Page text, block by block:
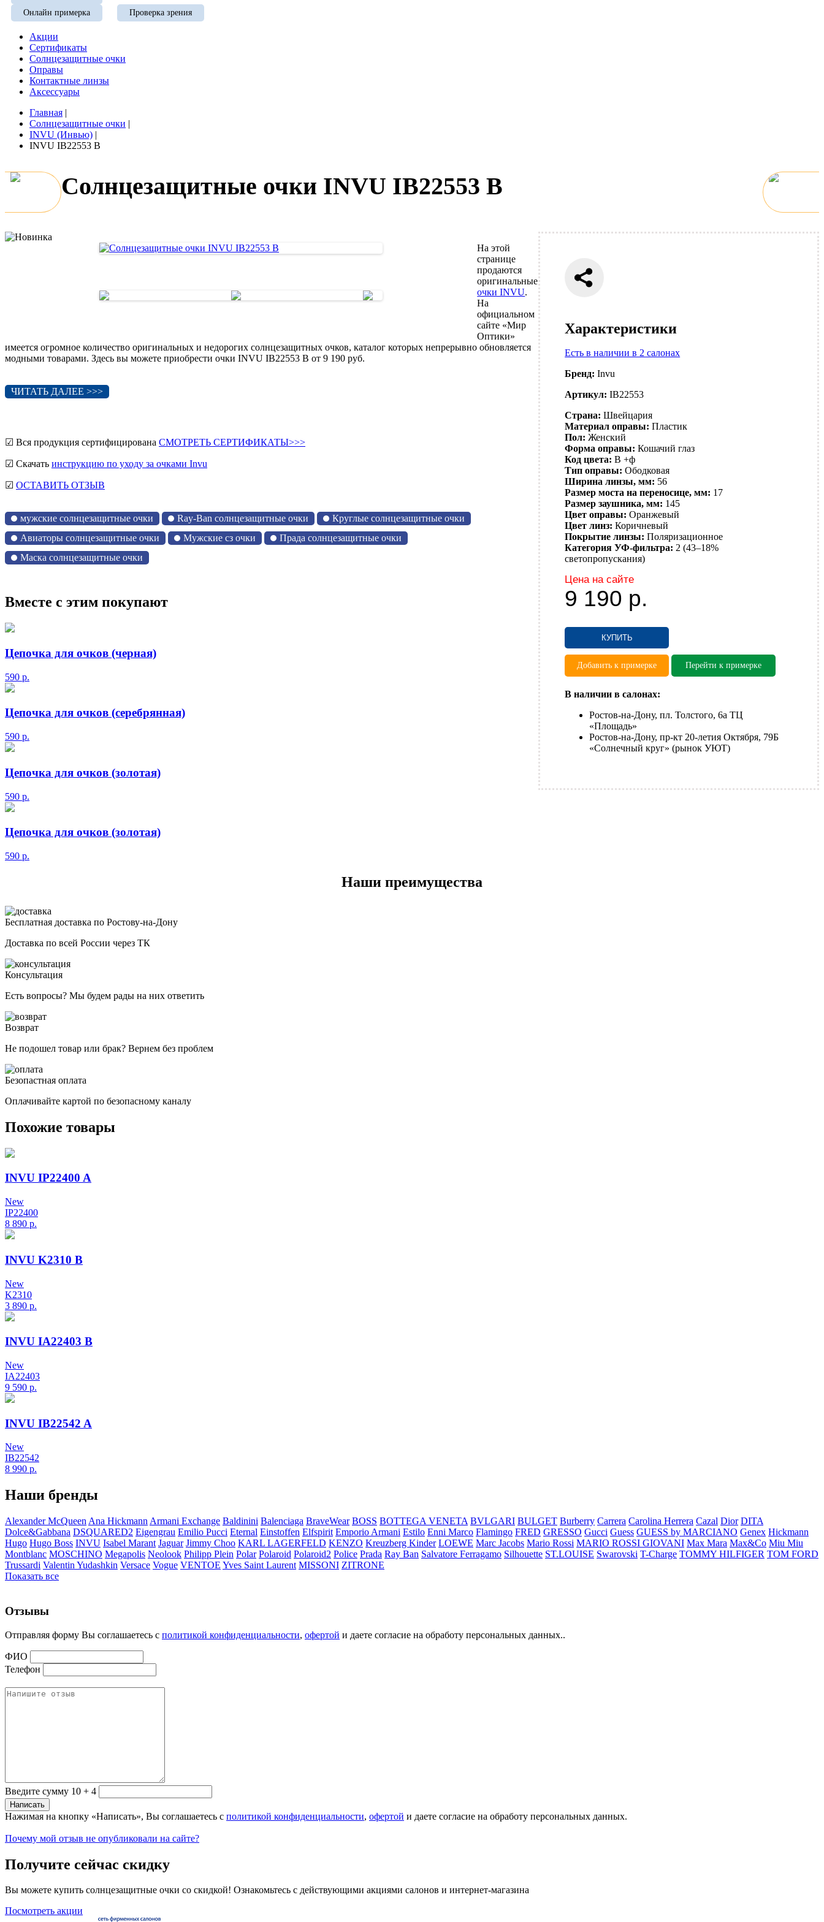
Онлайн примерка Проверка зрения
Акции
Сертификаты
Солнцезащитные очки
Оправы
Контактные линзы
Аксессуары
Главная |
Солнцезащитные очки |
INVU (Инвью) |
INVU IB22553 B
Солнцезащитные очки INVU IB22553 B
Характеристики
Есть в наличии в 2 салонах
Бренд:Invu
Артикул: IB22553
Страна: Швейцария
Материал оправы: Пластик
Пол: Женский
Форма оправы: Кошачий глаз
Код цвета: B +ф
Тип оправы: Ободковая
Ширина линзы, мм: 56
Размер моста на переносице, мм: 17
Размер заушника, мм: 145
Цвет оправы: Оранжевый
Цвет линз: Коричневый
Покрытие линзы: Поляризационное
Категория УФ-фильтра: 2 (43–18%
светопропускания)
Цена на сайте
9 190 р.
КУПИТЬ
Добавить к примерке Перейти к примерке
В наличии в салонах:
Ростов-на-Дону, пл. Толстого, 6а ТЦ
«Площадь»
Ростов-на-Дону, пр-кт 20-летия Октября, 79Б
«Солнечный круг» (рынок УЮТ)
На этой
странице
продаются
оригинальные
очки INVU.
На
официальном
сайте «Мир
Оптики»
имеется огромное количество оригинальных и недорогих солнцезащитных очков, каталог которых непрерывно обновляется
модными товарами. Здесь вы можете приобрести очки INVU IB22553 B от 9 190 руб.
ЧИТАТЬ ДАЛЕЕ >>>
☑ Вся продукция сертифицирована СМОТРЕТЬ СЕРТИФИКАТЫ>>>
☑ Скачать инструкцию по уходу за очками Invu
☑ ОСТАВИТЬ ОТЗЫВ
мужские солнцезащитные очки Ray-Ban солнцезащитные очки
Круглые солнцезащитные очки
Авиаторы солнцезащитные очки
Мужские сз очки
Прада солнцезащитные очки
Маска солнцезащитные очки
Вместе с этим покупают
Цепочка для очков (черная)
590 р.
Цепочка для очков (серебрянная)
590 р.
Цепочка для очков (золотая)
590 р.
Цепочка для очков (золотая)
590 р.
Наши преимущества
Бесплатная доставка по Ростову-на-Дону
Доставка по всей России через ТК
Консультация
Есть вопросы? Мы будем рады на них ответить
Возврат
Не подошел товар или брак? Вернем без проблем
Безопастная оплата
Оплачивайте картой по безопасному каналу
Похожие товары
INVU IP22400 A
New
IP22400
8 890 р.
INVU K2310 B
New
K2310
3 890 р.
INVU IA22403 B
New
IA22403
9 590 р.
INVU IB22542 A
New
IB22542
8 990 р.
Наши бренды
Alexander McQueen Ana Hickmann Armani Exchange Baldinini Balenciaga BraveWear BOSS BOTTEGA VENETA BVLGARI BULGET Burberry Carrera Carolina Herrera Cazal Dior DITA
Dolce&Gabbana DSQUARED2 Eigengrau Emilio Pucci Eternal Einstoffen Elfspirit Emporio Armani Estilo Enni Marco Flamingo FRED GRESSO Gucci Guess GUESS by MARCIANO Genex Hickmann
Hugo Hugo Boss INVU Isabel Marant Jaguar Jimmy Choo KARL LAGERFELD KENZO Kreuzberg Kinder LOEWE Marc Jacobs Mario Rossi MARIO ROSSI GIOVANI Max Mara Max&Co Miu Miu
Montblanc MOSCHINO Megapolis Neolook Philipp Plein Polar Polaroid Polaroid2 Police Prada Ray Ban Salvatore Ferragamo Silhouette ST.LOUISE Swarovski T-Charge TOMMY HILFIGER TOM FORD
Trussardi Valentin Yudashkin Versace Vogue VENTOE Yves Saint Laurent MISSONI ZITRONE
Показать все
Отзывы
Отправляя форму Вы соглашаетесь с политикой конфиденциальности, офертой и даете согласие на обработу персональных данных..
ФИО
Телефон
Введите сумму 10 + 4
Нажимая на кнопку «Написать», Вы соглашаетесь с политикой конфиденциальности, офертой и даете согласие на обработу персональных данных.
Почему мой отзыв не опубликовали на сайте?
Получите сейчас скидку
Вы можете купить солнцезащитные очки со скидкой! Ознакомьтесь с действующими акциями салонов и интернет-магазина
Посмотреть акции